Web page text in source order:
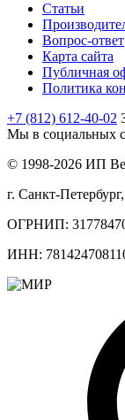
Статьи
Вопрос-ответ
Карта сайта
Публичная
Политика
+7 (812) 612-40-02
Мы в социальных
© 1998-2026 ИП
г. Санкт-
ОГРНИП:
ИНН: